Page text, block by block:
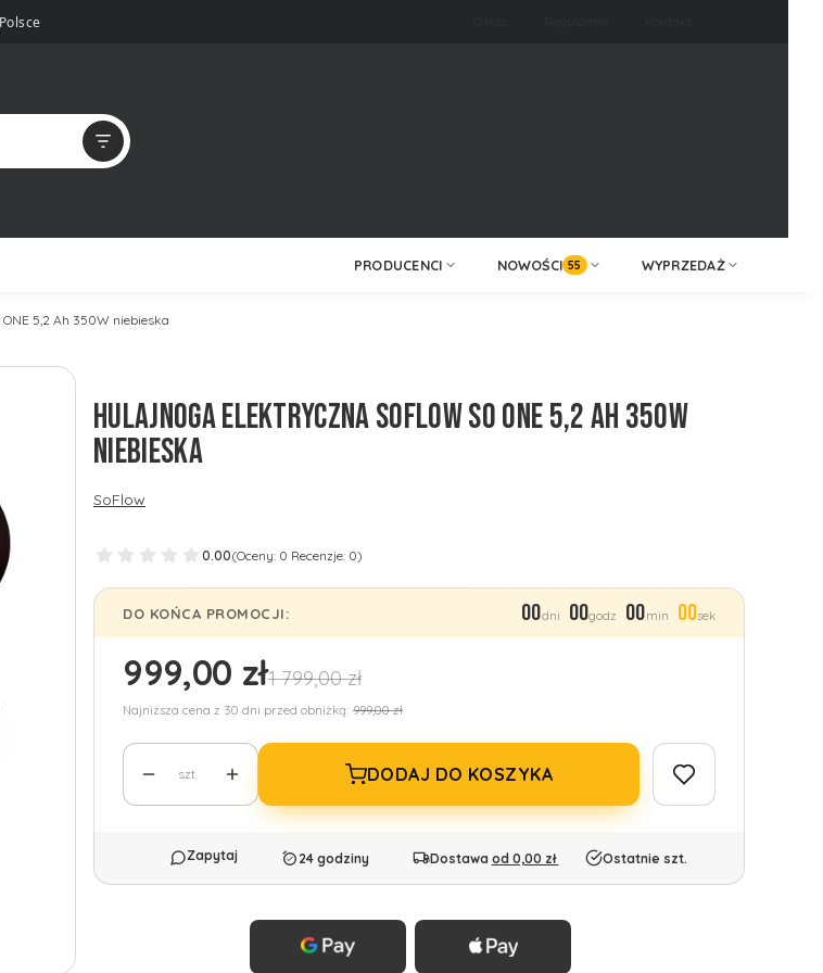
PRODUCENCI NOWOŚCI 55 WYPRZEDAŻ
5,2 Ah 350W niebieska
HULAJNOGA ELEKTRYCZNA SOFLOW SO ONE 5,2 AH 350W
NIEBIESKA
SoFlow
0.00(Oceny: 0 Recenzje: 0)
DO KOŃCA PROMOCJI: 00dni 00godz 00min 00sek
999,00 zł1 799,00 zł
Najniższa cena z 30 dni przed obniżką: 999,00 zł
szt. DODAJ DO KOSZYKA
24 godziny Dostawa od 0,00 zł Ostatnie szt.